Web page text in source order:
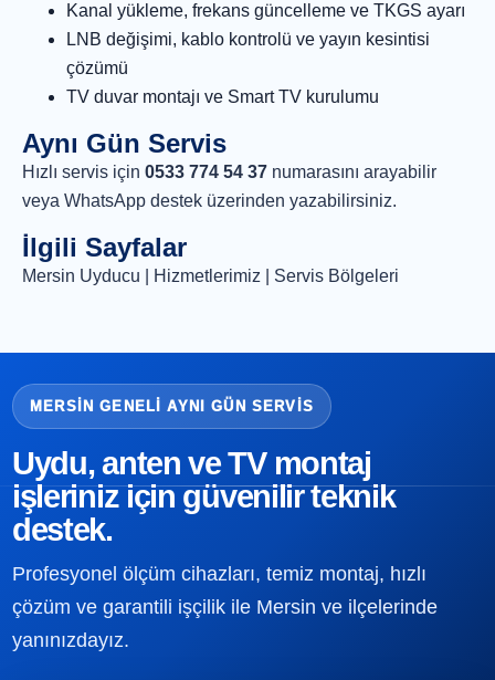
Kanal yükleme, frekans güncelleme ve TKGS ayarı
LNB değişimi, kablo kontrolü ve yayın kesintisi
çözümü
TV duvar montajı ve Smart TV kurulumu
Aynı Gün Servis
Hızlı servis için 0533 774 54 37 numarasını arayabilir
veya WhatsApp destek üzerinden yazabilirsiniz.
İlgili Sayfalar
Mersin Uyducu Hizmetlerimiz Servis Bölgeleri
MERSIN GENELI AYNI GÜN SERVIS
Uydu, anten ve TV montaj
işleriniz için güvenilir teknik
destek.
Profesyonel ölçüm cihazları, temiz montaj, hızlı
çözüm ve garantili işçilik ile Mersin ve ilçelerinde
yanınızdayız.